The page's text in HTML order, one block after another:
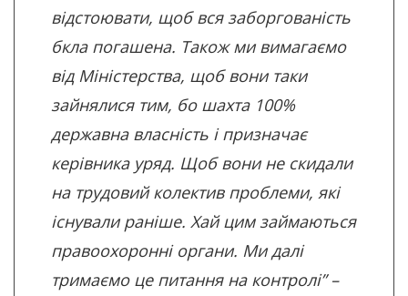
відстоювати, щоб вся заборгованість
бкла погашена. Також ми вимагаємо
від Міністерства, щоб вони таки
зайнялися тим, бо шахта 100%
державна власність і призначає
керівника уряд. Щоб вони не скидали
на трудовий колектив проблеми, які
існували раніше. Хай цим займаються
правоохоронні органи. Ми далі
тримаємо це питання на контролі” –